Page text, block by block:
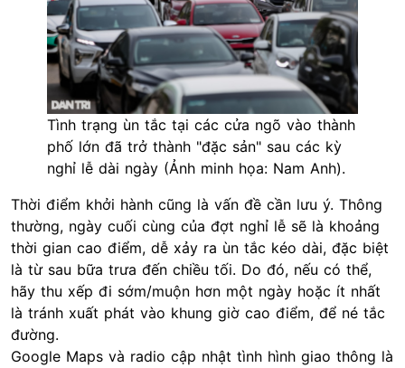
Tình trạng ùn tắc tại các cửa ngõ vào thành
phố lớn đã trở thành "đặc sản" sau các kỳ
nghỉ lễ dài ngày (Ảnh minh họa: Nam Anh).
Thời điểm khởi hành cũng là vấn đề cần lưu ý. Thông
thường, ngày cuối cùng của đợt nghỉ lễ sẽ là khoảng
thời gian cao điểm, dễ xảy ra ùn tắc kéo dài, đặc biệt
là từ sau bữa trưa đến chiều tối. Do đó, nếu có thể,
hãy thu xếp đi sớm/muộn hơn một ngày hoặc ít nhất
là tránh xuất phát vào khung giờ cao điểm, để né tắc
đường.
Google Maps và radio cập nhật tình hình giao thông là